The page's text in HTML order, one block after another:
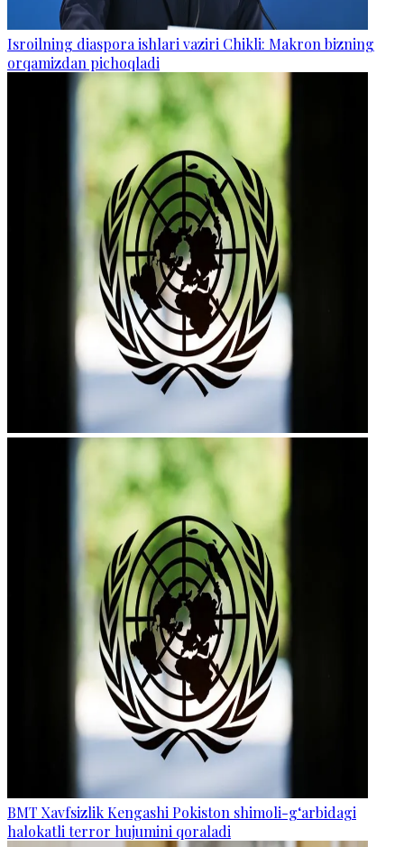
Isroilning diaspora ishlari vaziri Chikli: Makron bizning
orqamizdan pichoqladi
BMT Xavfsizlik Kengashi Pokiston shimoli-g‘arbidagi
halokatli terror hujumini qoraladi